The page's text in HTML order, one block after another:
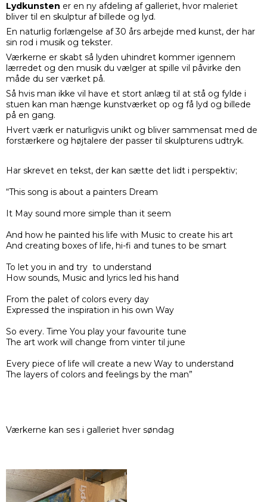
Lydkunsten er en ny afdeling af galleriet, hvor maleriet
bliver til en skulptur af billede og lyd.
En naturlig forlængelse af 30 års arbejde med kunst, der har
sin rod i musik og tekster.
Værkerne er skabt så lyden uhindret kommer igennem
lærredet og den musik du vælger at spille vil påvirke den
måde du ser værket på.
Så hvis man ikke vil have et stort anlæg til at stå og fylde i
stuen kan man hænge kunstværket op og få lyd og billede
på en gang.
Hvert værk er naturligvis unikt og bliver sammensat med de
forstærkere og højtalere der passer til skulpturens udtryk.
Har skrevet en tekst, der kan sætte det lidt i perspektiv;
“This song is about a painters Dream
It May sound more simple than it seem
And how he painted his life with Music to create his art
And creating boxes of life, hi-fi and tunes to be smart
To let you in and try to understand
How sounds, Music and lyrics led his hand
From the palet of colors every day
Expressed the inspiration in his own Way
So every. Time You play your favourite tune
The art work will change from vinter til june
Every piece of life will create a new Way to understand
The layers of colors and feelings by the man”
Værkerne kan ses i galleriet hver søndag